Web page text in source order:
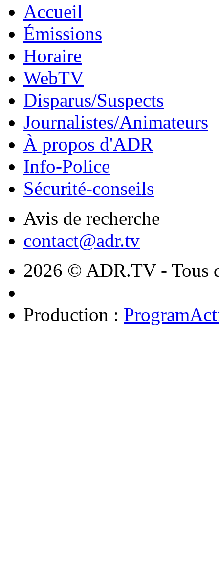
Accueil
Émissions
Horaire
WebTV
Disparus/Suspects
Journalistes/Animateurs
À propos d'ADR
Info-Police
Sécurité-conseils
Avis de recherche
contact@adr.tv
2026 © ADR.TV - Tous
Production :